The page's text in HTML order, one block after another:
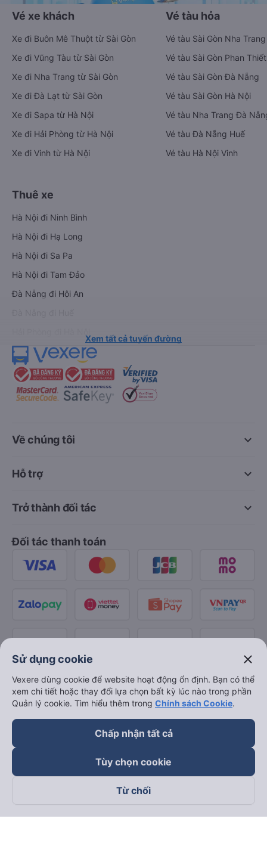
Vé xe khách
Xe đi Buôn Mê Thuột từ Sài Gòn
Xe đi Vũng Tàu từ Sài Gòn
Xe đi Nha Trang từ Sài Gòn
Xe đi Đà Lạt từ Sài Gòn
Xe đi Sapa từ Hà Nội
Xe đi Hải Phòng từ Hà Nội
Xe đi Vinh từ Hà Nội
Vé tàu hỏa
Vé tàu Sài Gòn Nha Trang
Vé tàu Sài Gòn Phan Thiết
Vé tàu Sài Gòn Đà Nẵng
Vé tàu Sài Gòn Hà Nội
Vé tàu Nha Trang Đà
Vé tàu Đà Nẵng Huế
Vé tàu Hà Nội Vinh
Thuê xe
Hà Nội đi Ninh Bình
Hà Nội đi Hạ Long
Hà Nội đi Sa Pa
Hà Nội đi Tam Đảo
Đà Nẵng đi Hội An
Xem tất cả tuyến đường
keyboard_arrow_down
Về chúng tôi
keyboard_arrow_down
Hỗ trợ
keyboard_arrow_down
Trở thành đối tác
Đối tác thanh toán
Theo dõi chúng tôi trên
Sử dụng cookie close
Vexere dùng cookie để website hoạt động ổn định. Bạn có thể
xem chi tiết hoặc thay đổi lựa chọn bất kỳ lúc nào trong phần
Quản lý cookie. Tìm hiểu thêm trong Chính sách Cookie.
Chấp nhận tất cả
Tùy chọn cookie
Từ chối